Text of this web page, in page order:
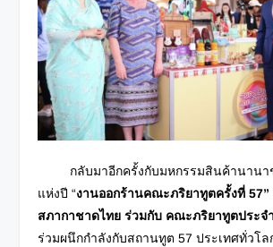
กลับมาอีกครั้งกับมหกรรมสินค้านานาช
แห่งปี “งานออกร้านคณะภริยาทูตครั้งที่ 57
สภากาชาดไทย ร่วมกับ คณะภริยาทูตประจ
ร่วมผนึกกำลังกับสถานทูต 57 ประเทศทั่วโ